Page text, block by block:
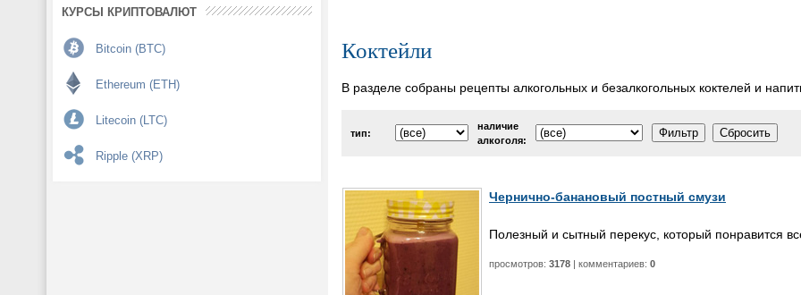
КУРСЫ КРИПТОВАЛЮТ
Bitcoin (BTC)
Ethereum (ETH)
Litecoin (LTC)
Ripple (XRP)
Коктейли
В разделе собраны рецепты алкогольных и безалкогольных коктелей и
тип:
наличие
алкоголя:
Чернично-банановый постный смузи
Полезный и сытный перекус, который понравится
просмотров: 3178 | комментариев: 0